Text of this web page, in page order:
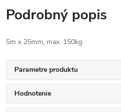
Podrobný popis
5m x 25mm, max. 150kg
Parametre produktu
Hodnotenie